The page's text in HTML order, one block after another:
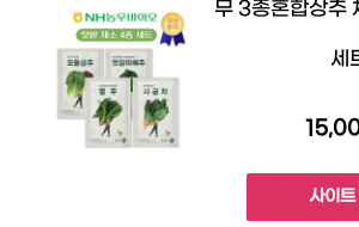
무 3종혼합상추
세
사이